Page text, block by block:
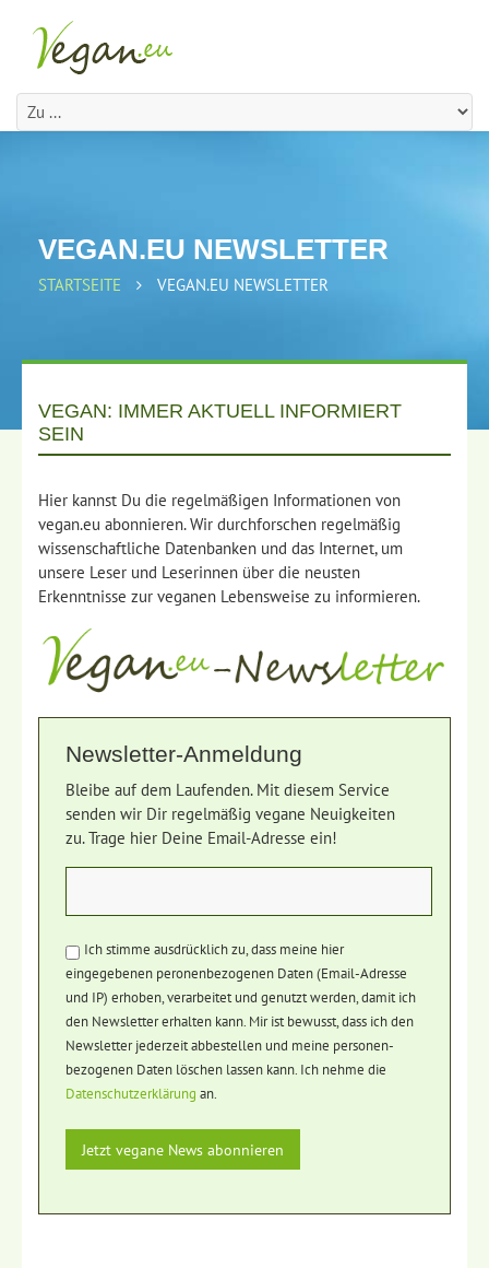
VEGAN.EU NEWSLETTER
STARTSEITE VEGAN.EU NEWSLETTER
VEGAN: IMMER AKTUELL INFORMIERT
SEIN
Hier kannst Du die regelmäßigen Informationen von
vegan.eu abonnieren. Wir durchforschen regelmäßig
wissenschaftliche Datenbanken und das Internet, um
unsere Leser und Leserinnen über die neusten
Erkenntnisse zur veganen Lebensweise zu informieren.
Newsletter-Anmeldung
Bleibe auf dem Laufenden. Mit diesem Service
senden wir Dir regelmäßig vegane Neuigkeiten
zu. Trage hier Deine Email-Adresse ein!
Ich stimme ausdrücklich zu, dass meine hier
eingegebenen peronenbezogenen Daten (Email-Adresse
und IP) erhoben, verarbeitet und genutzt werden, damit ich
den Newsletter erhalten kann. Mir ist bewusst, dass ich den
Newsletter jederzeit abbestellen und meine personen-
bezogenen Daten löschen lassen kann. Ich nehme die
Datenschutzerklärung an.